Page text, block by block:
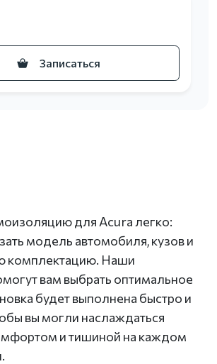
Записаться
для Acura легко:
модель автомобиля, кузов и
комплектацию. Наши
вам выбрать оптимальное
будет выполнена быстро и
вы могли наслаждаться
и тишиной на каждом